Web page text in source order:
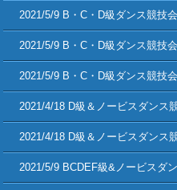
2021/5/9 B・C・D級ダンス競技
2021/5/9 B・C・D級ダンス競技
2021/5/9 B・C・D級ダンス競技
2021/4/18 D級＆ノービスダンス
2021/4/18 D級＆ノービスダンス
2021/5/9 BCDEF級&ノービスダ